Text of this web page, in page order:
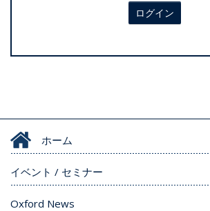
ログイン
ホーム
イベント / セミナー
Oxford News